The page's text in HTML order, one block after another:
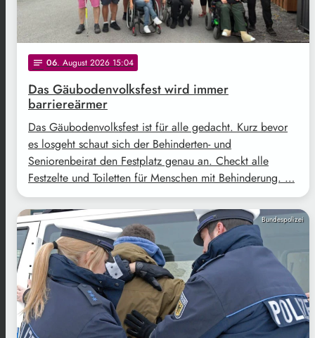
notes 06. August 2026 15:04
Das Gäubodenvolksfest wird immer
barriereärmer
Das Gäubodenvolksfest ist für alle gedacht. Kurz bevor
es losgeht schaut sich der Behinderten- und
Seniorenbeirat den Festplatz genau an. Checkt alle
Festzelte und Toiletten für Menschen mit Behinderung. …
Bundespolizei